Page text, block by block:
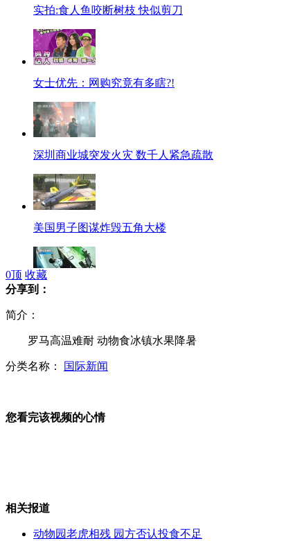
实拍:食人鱼咬断树枝 快似剪刀
女士优先：网购究竟有多瞎?!
深圳商业城突发火灾 数千人紧急疏散
美国男子图谋炸毁五角大楼
西藏空姐起点高门槛也高
男子持刀行凶致一外国人被刺身亡
0顶 收藏
分享到：
简介：
罗马高温难耐 动物食冰镇水果降暑
分类名称： 国际新闻
您看完该视频的心情
相关报道
动物园老虎相残 园方否认投食不足